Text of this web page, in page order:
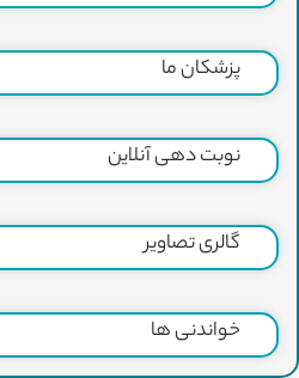
پزشکان ما
نوبت دهی آنلاین
گالری تصاویر
خواندنی ها